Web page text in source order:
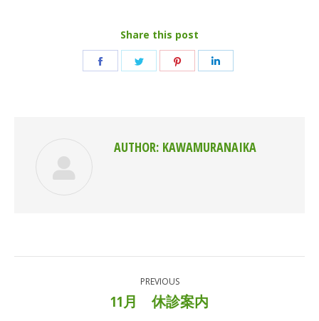
Share this post
Share
Share
Share
AUTHOR: KAWAMURANAIKA
NAVIGATION
PREVIOUS
Previous
11月 休診案内